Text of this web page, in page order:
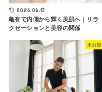
2026.06.13
亀有で内側から輝く美肌へ｜リラ
クゼーションと美容の関係
未分類